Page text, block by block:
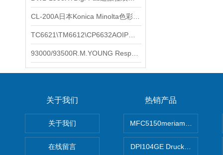
关于我们
关于我们
在线留言
热销产品
MFC5150meriam智能手操器
DPI104GE Druck德鲁克